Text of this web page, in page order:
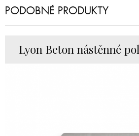
PODOBNÉ PRODUKTY
Lyon Beton nástěnné